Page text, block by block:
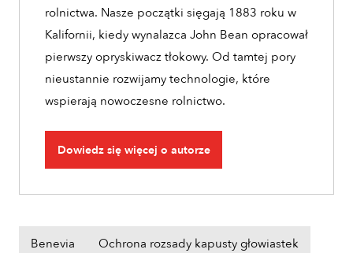
rolnictwa. Nasze początki sięgają 1883 roku w
Kalifornii, kiedy wynalazca John Bean opracował
pierwszy opryskiwacz tłokowy. Od tamtej pory
nieustannie rozwijamy technologie, które
wspierają nowoczesne rolnictwo.
Dowiedz się więcej o autorze
Benevia Ochrona rozsady kapusty głowiastek